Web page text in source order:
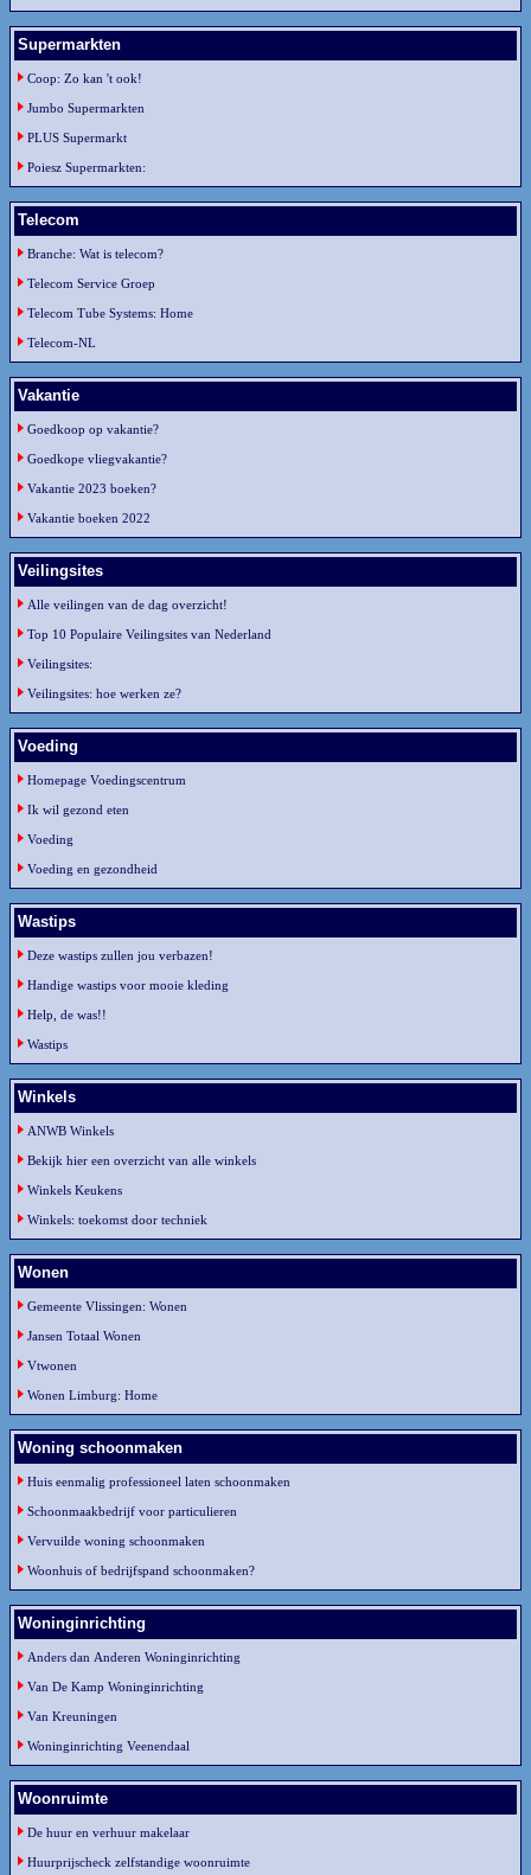
Supermarkten
Coop: Zo kan 't ook!
Jumbo Supermarkten
PLUS Supermarkt
Poiesz Supermarkten:
Telecom
Branche: Wat is telecom?
Telecom Service Groep
Telecom Tube Systems: Home
Telecom-NL
Vakantie
Goedkoop op vakantie?
Goedkope vliegvakantie?
Vakantie 2023 boeken?
Vakantie boeken 2022
Veilingsites
Alle veilingen van de dag overzicht!
Top 10 Populaire Veilingsites van Nederland
Veilingsites:
Veilingsites: hoe werken ze?
Voeding
Homepage Voedingscentrum
Ik wil gezond eten
Voeding
Voeding en gezondheid
Wastips
Deze wastips zullen jou verbazen!
Handige wastips voor mooie kleding
Help, de was!!
Wastips
Winkels
ANWB Winkels
Bekijk hier een overzicht van alle winkels
Winkels Keukens
Winkels: toekomst door techniek
Wonen
Gemeente Vlissingen: Wonen
Jansen Totaal Wonen
Vtwonen
Wonen Limburg: Home
Woning schoonmaken
Huis eenmalig professioneel laten schoonmaken
Schoonmaakbedrijf voor particulieren
Vervuilde woning schoonmaken
Woonhuis of bedrijfspand schoonmaken?
Woninginrichting
Anders dan Anderen Woninginrichting
Van De Kamp Woninginrichting
Van Kreuningen
Woninginrichting Veenendaal
Woonruimte
De huur en verhuur makelaar
Huurprijscheck zelfstandige woonruimte